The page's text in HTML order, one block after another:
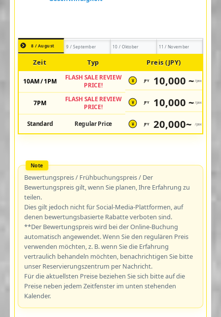
8 / August 9 / September 10 / Oktober 11 / November
Zeit Typ Preis (JPY)
10AM / 1PM
FLASH SALE REVIEW
PRICE!
¥ JPY 10,000 ~ /pax
7PM
FLASH SALE REVIEW
PRICE!
¥ JPY 10,000 ~ /pax
Standard Regular Price ¥ JPY 20,000~ /pax
Bewertungspreis / Frühbuchungspreis / Der
Bewertungspreis gilt, wenn Sie planen, Ihre Erfahrung zu
teilen.
Dies gilt jedoch nicht für Social-Media-Plattformen, auf
denen bewertungsbasierte Rabatte verboten sind.
**Der Bewertungspreis wird bei der Online-Buchung
automatisch angewendet. Wenn Sie den regulären Preis
verwenden möchten, z. B. wenn Sie die Erfahrung
vertraulich behandeln möchten, benachrichtigen Sie bitte
unser Reservierungszentrum per Nachricht.
Für die aktuellsten Preise beziehen Sie sich bitte auf die
Preise neben jedem Zeitfenster im unten stehenden
Kalender.